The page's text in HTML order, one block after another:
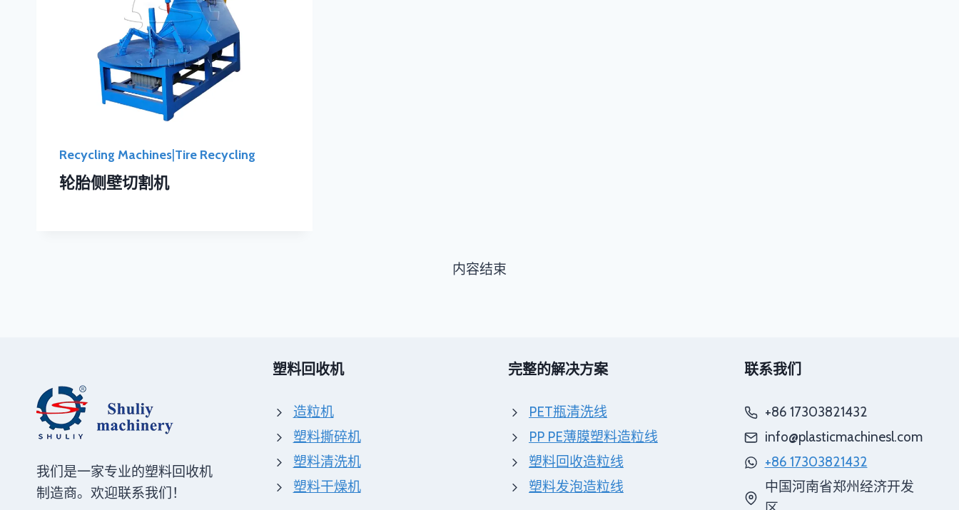
Recycling Machines Tire Recycling
轮胎侧壁切割机
内容结束
我们是一家专业的塑料回收机
制造商。欢迎联系我们！
塑料回收机
造粒机
塑料撕碎机
塑料清洗机
塑料干燥机
完整的解决方案
PET瓶清洗线
PP PE薄膜塑料造粒线
塑料回收造粒线
塑料发泡造粒线
联系我们
+86 17303821432
info@plasticmachinesl.com
+86 17303821432
中国河南省郑州经济开发